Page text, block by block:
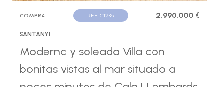
COMPRA REF. C1236 2.990.000 €
SANTANYI
Moderna y soleada Villa con
bonitas vistas al mar situado a